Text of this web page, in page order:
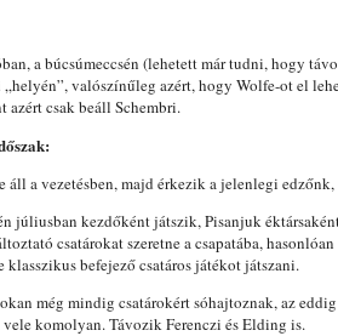
a búcsúmeccsén (lehetett már tudni, hogy
valószínűleg azért, hogy Wolfe-ot el
azért csak beáll Schembri.
áll a vezetésben, majd érkezik a jelenlegi edzőnk,
júliusban kezdőként játszik, Pisanjuk
csatárokat szeretne a csapatába,
klasszikus befejező csatáros játékot játszani.
még mindig csatárokért sóhajtoznak, az
komolyan. Távozik Ferenczi és Elding is.